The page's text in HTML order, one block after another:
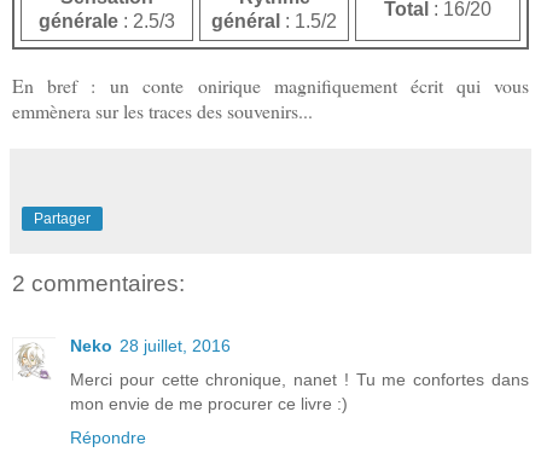
générale : 2.5/3
général : 1.5/2
Total : 16/20
En bref : un conte onirique magnifiquement écrit qui vous
emmènera sur les traces des souvenirs...
Partager
2 commentaires:
Neko 28 juillet, 2016
Merci pour cette chronique, nanet ! Tu me confortes dans
mon envie de me procurer ce livre :)
Répondre